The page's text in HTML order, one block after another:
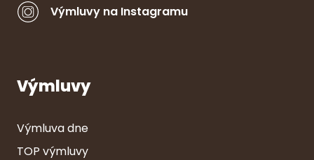
Výmluvy na Instagramu
Výmluvy
Výmluva dne
TOP výmluvy